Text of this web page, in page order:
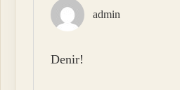
admin
Denir!